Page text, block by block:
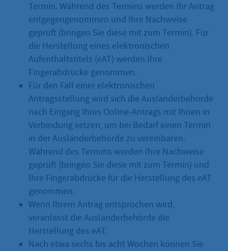
Termin. Während des Termins werden Ihr Antrag
entgegengenommen und Ihre Nachweise
geprüft (bringen Sie diese mit zum Termin). Für
die Herstellung eines elektronischen
Aufenthaltstitels (eAT) werden Ihre
Fingerabdrücke genommen.
Für den Fall einer elektronischen
Antragsstellung wird sich die Ausländerbehörde
nach Eingang Ihres Online-Antrags mit Ihnen in
Verbindung setzen, um bei Bedarf einen Termin
in der Ausländerbehörde zu vereinbaren.
Während des Termins werden Ihre Nachweise
geprüft (bringen Sie diese mit zum Termin) und
Ihre Fingerabdrücke für die Herstellung des eAT
genommen.
Wenn Ihrem Antrag entsprochen wird,
veranlasst die Ausländerbehörde die
Herstellung des eAT.
Nach etwa sechs bis acht Wochen können Sie